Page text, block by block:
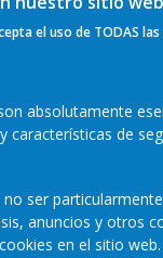
el uso de TODAS
absolutamente
características de
ser
anuncios y otros
en el sitio web.